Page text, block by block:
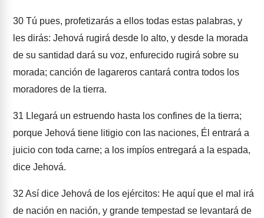
30 Tú pues, profetizarás a ellos todas estas palabras, y
les dirás: Jehová rugirá desde lo alto, y desde la morada
de su santidad dará su voz, enfurecido rugirá sobre su
morada; canción de lagareros cantará contra todos los
moradores de la tierra.
31 Llegará un estruendo hasta los confines de la tierra;
porque Jehová tiene litigio con las naciones, Él entrará a
juicio con toda carne; a los impíos entregará a la espada,
dice Jehová.
32 Así dice Jehová de los ejércitos: He aquí que el mal irá
de nación en nación, y grande tempestad se levantará de